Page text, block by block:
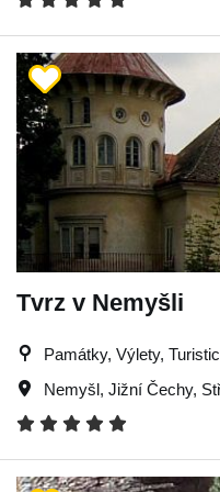
Tvrz v Nemyšli
Památky, Výlety,
Nemyšl, Jižní Čechy,